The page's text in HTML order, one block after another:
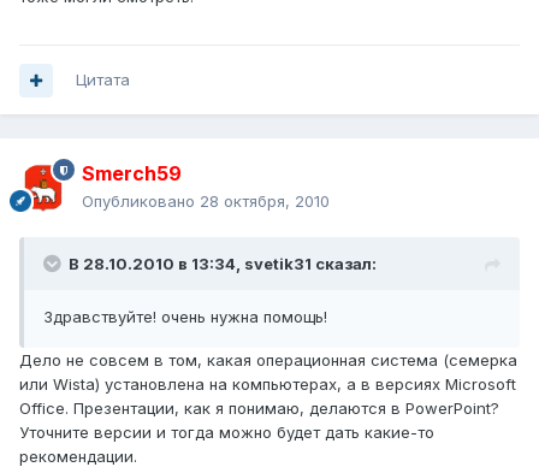
Цитата
Smerch59
Опубликовано 28 октября, 2010
В 28.10.2010 в 13:34, svetik31 сказал:
Здравствуйте! очень нужна помощь!
Дело не совсем в том, какая операционная система (семерка
или Wista) установлена на компьютерах, а в версиях Microsoft
Office. Презентации, как я понимаю, делаются в PowerPoint?
Уточните версии и тогда можно будет дать какие-то
рекомендации.